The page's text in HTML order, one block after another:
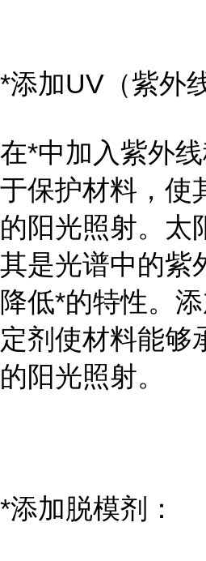
*添加UV（紫外
在*中加入紫外
于保护材料，使
的阳光照射。太
其是光谱中的紫
降低*的特性。
定剂使材料能够
的阳光照射。
*添加脱模剂：